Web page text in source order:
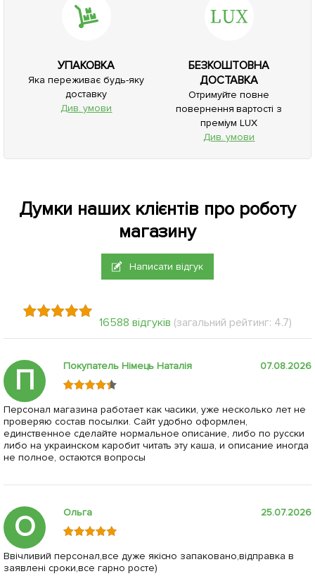
УПАКОВКА
Яка переживає будь-яку
доставку
Див. умови
БЕЗКОШТОВНА
ДОСТАВКА
Отримуйте повне
повернення вартості з
преміум LUX
Див. умови
Думки наших клієнтів про роботу
магазину
Написати відгук
16588 відгуків (загальний рейтинг: 4.7)
П Покупатель Німець Наталія 07.08.2026
Персонал магазина работает как часики, уже несколько лет не
проверяю состав посылки. Сайт удобно оформлен,
единственное сделайте нормальное описание, либо по русски
либо на украинском каробит читать эту каша, и описание иногда
не полное, остаются вопросы
О Ольга 25.07.2026
Ввічливий персонал,все дуже якісно запаковано,відправка в
заявлені сроки,все гарно росте)